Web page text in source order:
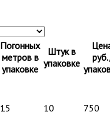
Погонных
метров в
упаковке
Штук в
упаковке
15 10 750